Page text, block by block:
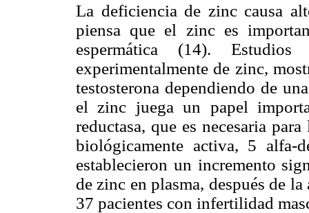
La deficiencia de zinc causa
piensa que el zinc es
espermática (14).
experimentalmente de zinc,
testosterona dependiendo de
el zinc juega un papel
reductasa, que es necesaria
biológicamente activa, 5 alfa-
establecieron un incremento
de zinc en plasma, después de
37 pacientes con infertilidad